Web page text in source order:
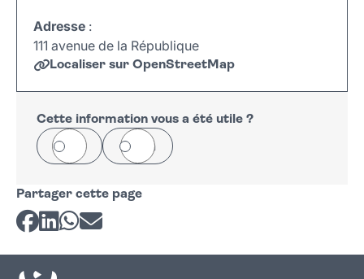
Adresse :
111 avenue de la République
Localiser sur OpenStreetMap
+
−
Leaflet
Cette information vous a été utile ?
Oui Non
Partager cette page
Partager sur Facebook
Partager sur LinkedIn
Partager sur Whatsapp
Partager par courriel